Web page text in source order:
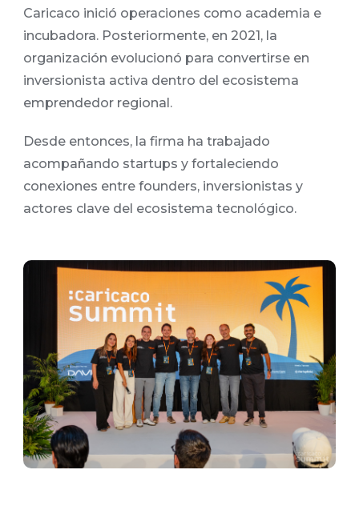
Caricaco inició operaciones como academia e
incubadora. Posteriormente, en 2021, la
organización evolucionó para convertirse en
inversionista activa dentro del ecosistema
emprendedor regional.
Desde entonces, la firma ha trabajado
acompañando startups y fortaleciendo
conexiones entre founders, inversionistas y
actores clave del ecosistema tecnológico.